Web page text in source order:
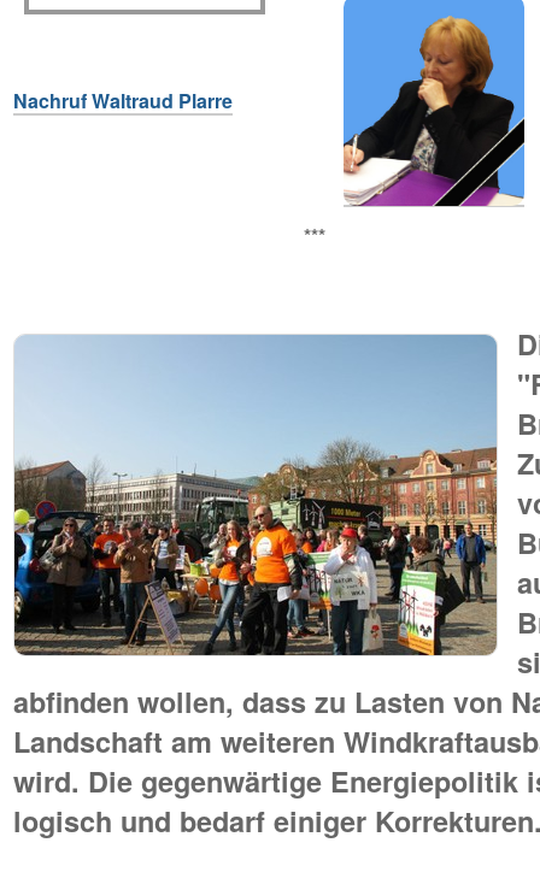
Nachruf Waltraud Plarre
***
abfinden wollen, dass zu Lasten von
Landschaft am weiteren
wird. Die gegenwärtige Energiepolitik
logisch und bedarf einiger